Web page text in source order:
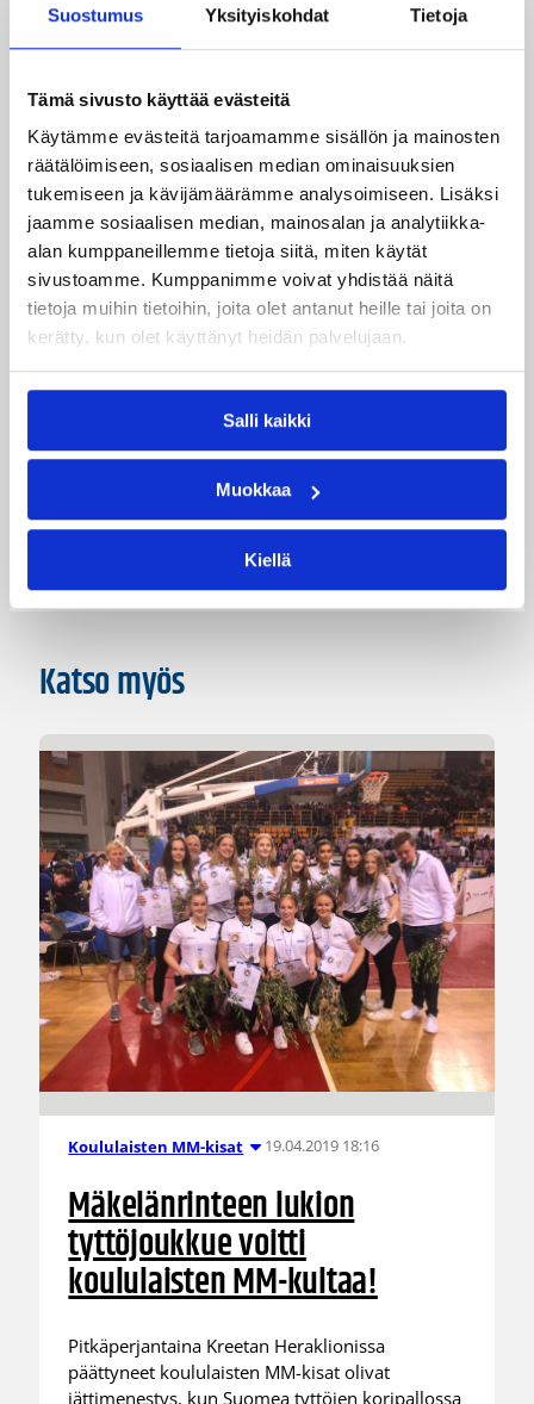
Suostumus Yksityiskohdat Tietoja
Tämä sivusto käyttää evästeitä
Käytämme evästeitä tarjoamamme sisällön ja mainosten
räätälöimiseen, sosiaalisen median ominaisuuksien
tukemiseen ja kävijämäärämme analysoimiseen. Lisäksi
jaamme sosiaalisen median, mainosalan ja analytiikka-
alan kumppaneillemme tietoja siitä, miten käytät
sivustoamme. Kumppanimme voivat yhdistää näitä
tietoja muihin tietoihin, joita olet antanut heille tai joita on
kerätty, kun olet käyttänyt heidän palvelujaan.
Salli kaikki
Muokkaa
Kiellä
Asta Sillanpää
Emma Virtanen
Heini Hakasalo
Ida Hyökyvaara
Janniina Koivunen
Jesse Perttunen
Joel Heinikoski
Julius Dolk
Kalle Holmberg
Karoliina Hänninen
Kilian Cato
Konsta Huovinen
Lea Hakala
Tania Mutikainen
Villematti Kopio
Zacharias Eerikinharju
Kategoriat
Koululaisten MM-kisat
Katso myös
Koululaisten MM-kisat 19.04.2019 18:16
Mäkelänrinteen lukion
tyttöjoukkue voitti
koululaisten MM-kultaa!
Pitkäperjantaina Kreetan Heraklionissa
päättyneet koululaisten MM-kisat olivat
jättimenestys, kun Suomea tyttöjen koripallossa